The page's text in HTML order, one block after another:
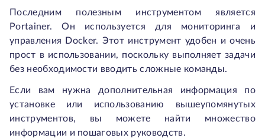
Последним полезным инструментом является
Portainer. Он используется для мониторинга и
управления Docker. Этот инструмент удобен и очень
прост в использовании, поскольку выполняет задачи
без необходимости вводить сложные команды.
Если вам нужна дополнительная информация по
установке или использованию вышеупомянутых
инструментов, вы можете найти множество
информации и пошаговых руководств.